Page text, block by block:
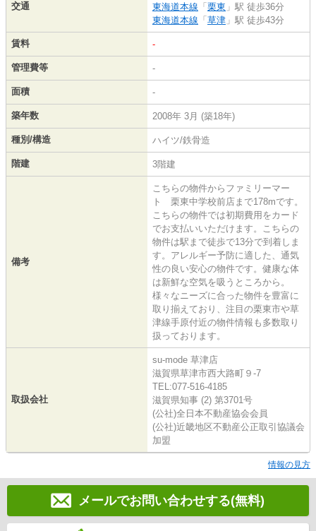
交通
東海道本線 「 栗東 」駅 徒歩36分
東海道本線 「 草津 」駅 徒歩43分
賃料 -
管理費等 -
面積 -
築年数 2008年 3月 (築18年)
種別/構造 ハイツ/鉄骨造
階建 3階建
備考
こちらの物件からファミリーマー
ト 栗東中学校前店まで178mです。
こちらの物件では初期費用をカード
でお支払いいただけます。こちらの
物件は駅まで徒歩で13分で到着しま
す。アレルギー予防に適した、通気
性の良い安心の物件です。健康な体
は新鮮な空気を吸うところから。
様々なニーズに合った物件を豊富に
取り揃えており、注目の栗東市や草
津線手原付近の物件情報も多数取り
扱っております。
取扱会社
su-mode 草津店
滋賀県草津市西大路町９-7
TEL:077-516-4185
滋賀県知事 (2) 第3701号
(公社)全日本不動産協会会員
(公社)近畿地区不動産公正取引協議会
加盟
情報の見方
メールでお問い合わせする(無料)